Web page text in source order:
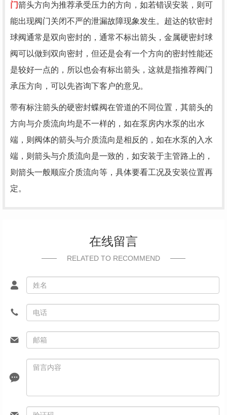
门箭头方向为推荐承受压力的方向，如若错误安装，则可
能出现阀门关闭不严的泄漏故障现象发生。超达的软密封
球阀通常是双向密封的，通常不标出箭头，金属硬密封球
阀可以做到双向密封，但还是会有一个方向的密封性能还
是较好一点的，所以也会有标出箭头，这就是指推荐阀门
承压方向，可以先咨询下客户的意见。
带有标注箭头的硬密封蝶阀在管道的不同位置，其箭头的
方向与介质流向均是不一样的，如在泵房内水泵的出水
端，则阀体的箭头与介质流向是相反的，如在水泵的入水
端，则箭头与介质流向是一致的，如安装于主管路上的，
则箭头一般顺应介质流向等，具体要看工况及安装位置再
定。
在线留言
RELATED TO RECOMMEND